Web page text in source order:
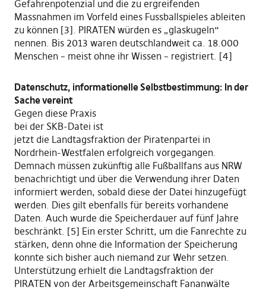
Gefahrenpotenzial und die zu ergreifenden
Massnahmen im Vorfeld eines Fussballspieles ableiten
zu können [3]. PIRATEN würden es „glaskugeln“
nennen. Bis 2013 waren deutschlandweit ca. 18.000
Menschen – meist ohne ihr Wissen – registriert. [4]
Datenschutz, informationelle Selbstbestimmung: In der
Sache vereint
Gegen diese Praxis
bei der SKB-Datei ist
jetzt die Landtagsfraktion der Piratenpartei in
Nordrhein-Westfalen erfolgreich vorgegangen.
Demnach müssen zukünftig alle Fußballfans aus NRW
benachrichtigt und über die Verwendung ihrer Daten
informiert werden, sobald diese der Datei hinzugefügt
werden. Dies gilt ebenfalls für bereits vorhandene
Daten. Auch wurde die Speicherdauer auf fünf Jahre
beschränkt. [5] Ein erster Schritt, um die Fanrechte zu
stärken, denn ohne die Information der Speicherung
konnte sich bisher auch niemand zur Wehr setzen.
Unterstützung erhielt die Landtagsfraktion der
PIRATEN von der Arbeitsgemeinschaft Fananwälte